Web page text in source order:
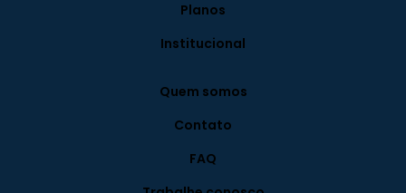
Planos
Institucional
Quem somos
Contato
FAQ